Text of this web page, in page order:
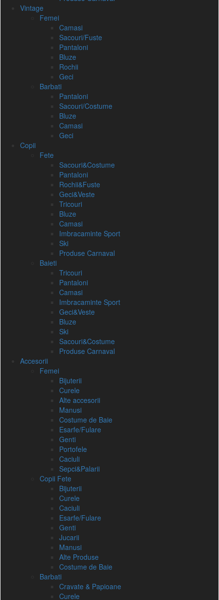
Vintage
Femei
Camasi
Sacouri/Fuste
Pantaloni
Bluze
Rochii
Geci
Barbati
Pantaloni
Sacouri/Costume
Bluze
Camasi
Geci
Copii
Fete
Sacouri&Costume
Pantaloni
Rochii&Fuste
Geci&Veste
Tricouri
Bluze
Camasi
Imbracaminte Sport
Ski
Produse Carnaval
Baieti
Tricouri
Pantaloni
Camasi
Imbracaminte Sport
Geci&Veste
Bluze
Ski
Sacouri&Costume
Produse Carnaval
Accesorii
Femei
Bijuterii
Curele
Alte accesorii
Manusi
Costume de Baie
Esarfe/Fulare
Genti
Portofele
Caciuli
Sepci&Palarii
Copii Fete
Bijuterii
Curele
Caciuli
Esarfe/Fulare
Genti
Jucarii
Manusi
Alte Produse
Costume de Baie
Barbati
Cravate & Papioane
Curele